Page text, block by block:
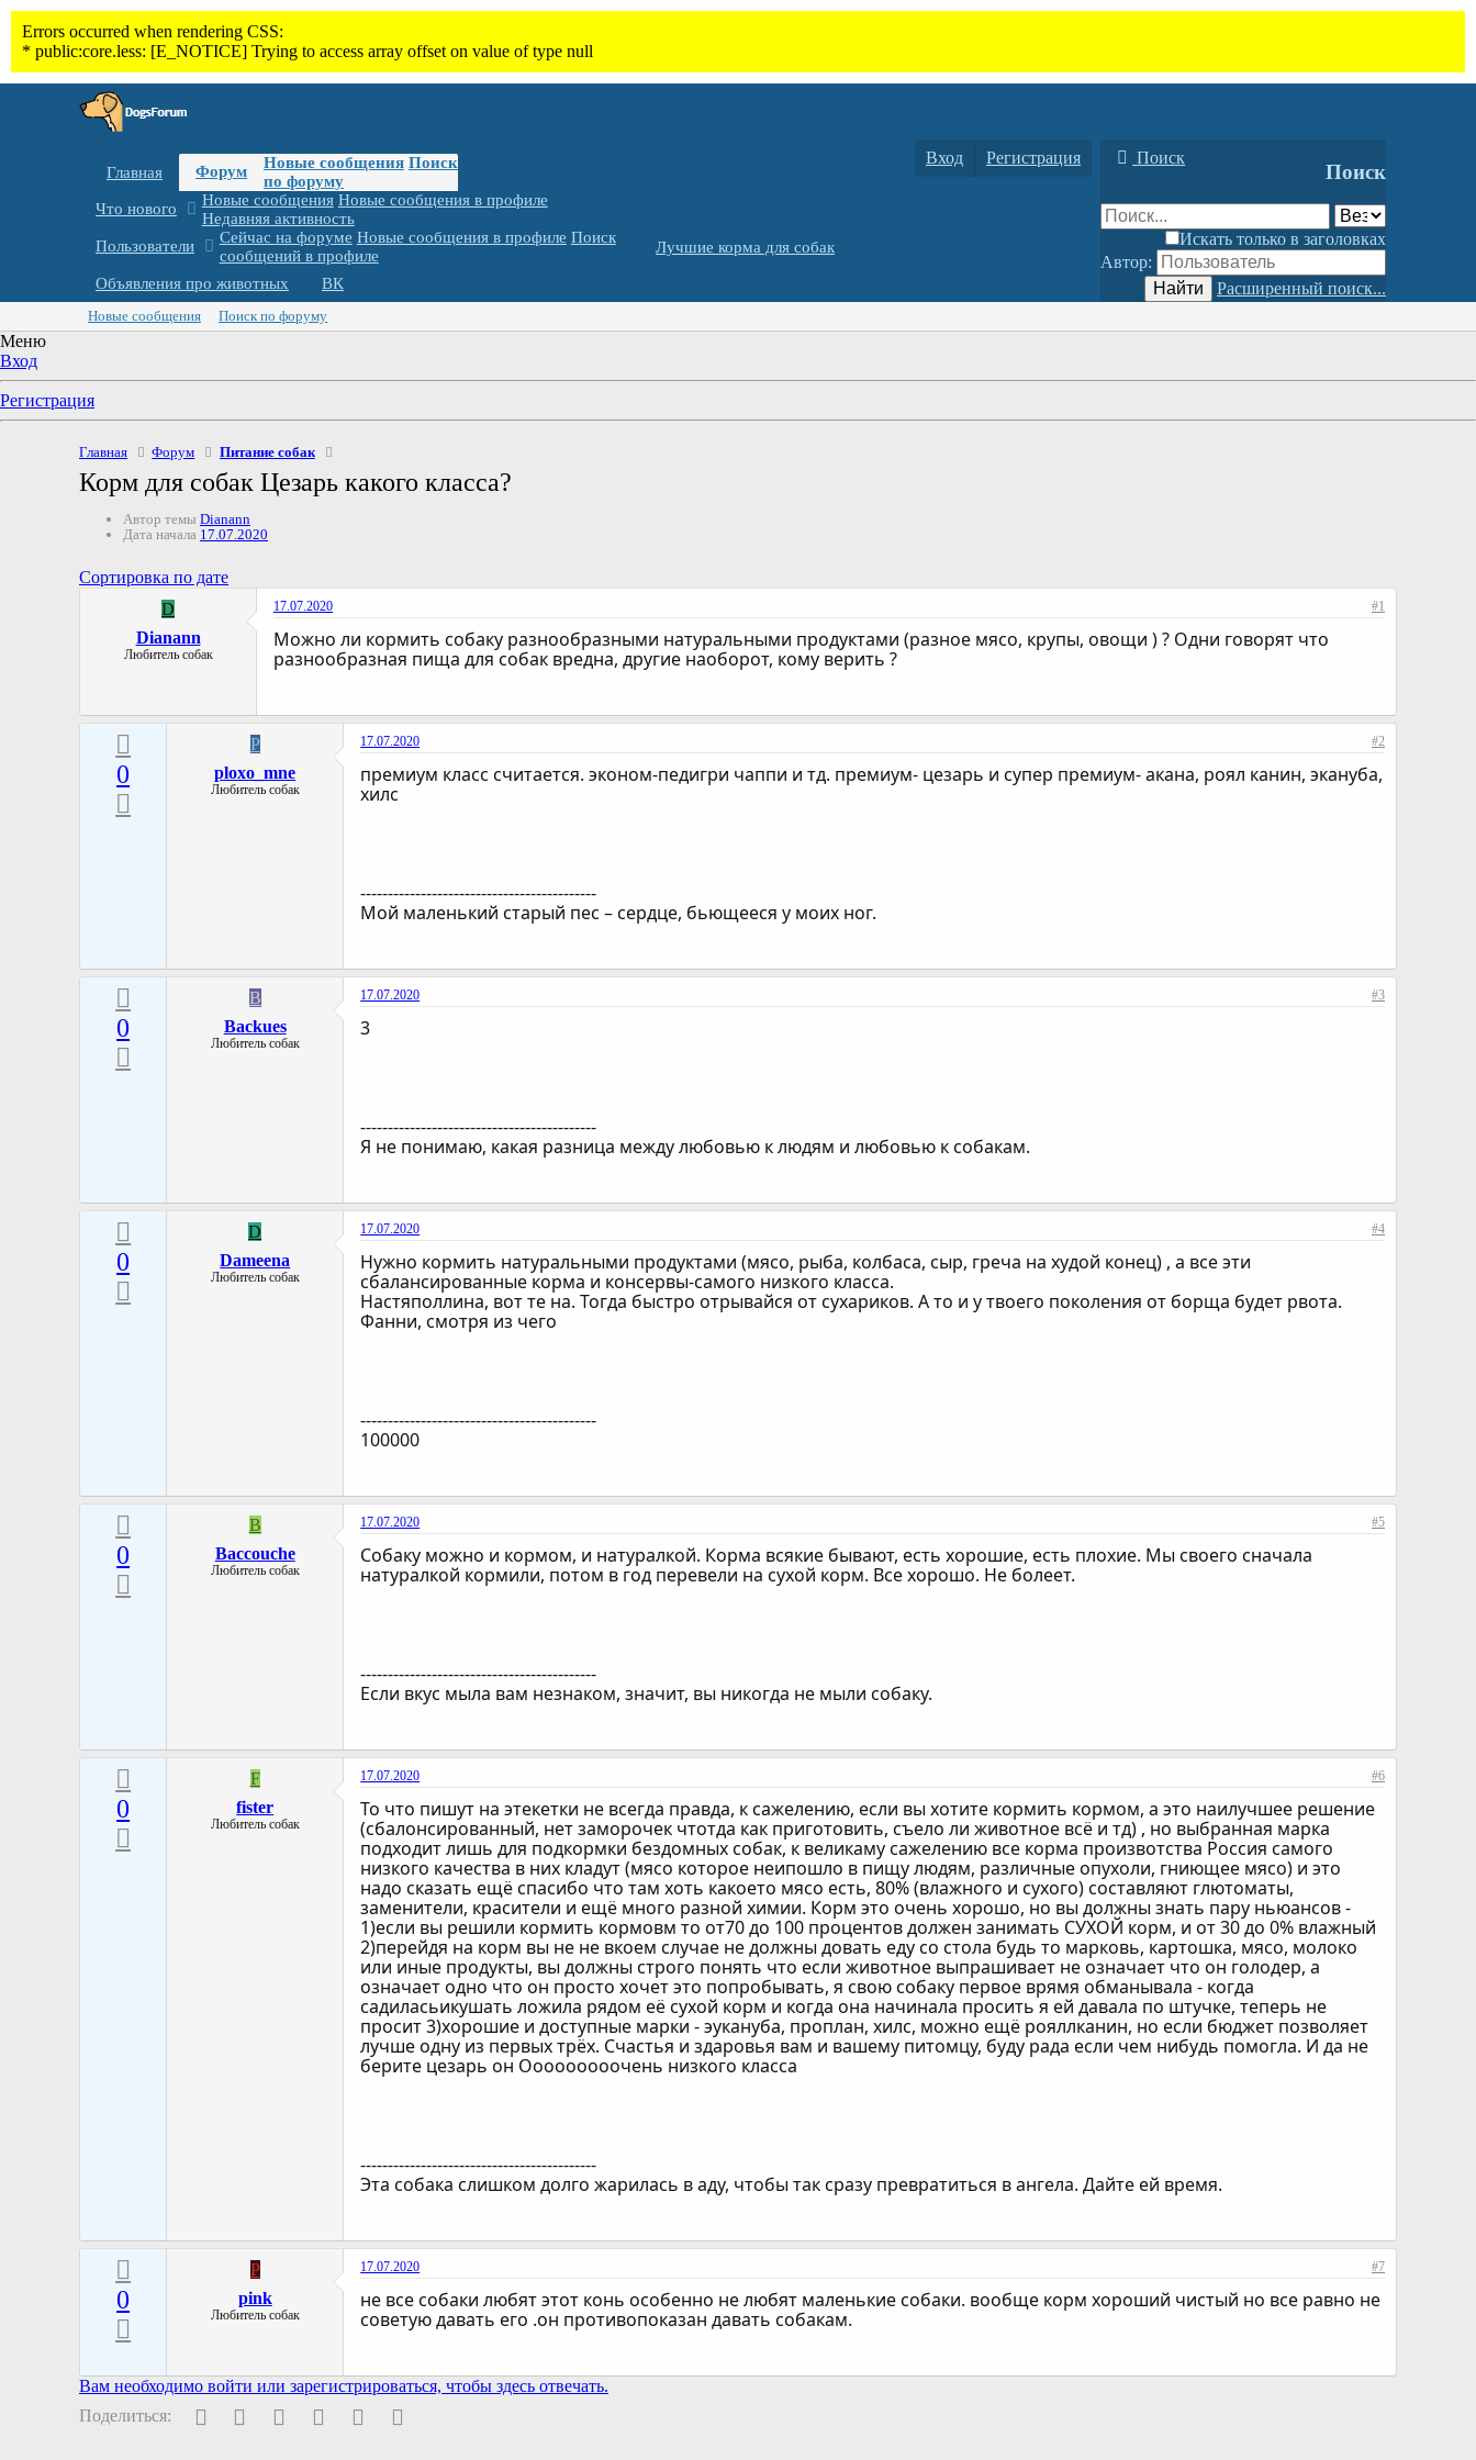
Главная Форум Новые сообщения Поиск
по форуму
Что нового
Новые сообщения Новые сообщения в профиле
Недавняя активность
Пользователи
Сейчас на форуме Новые сообщения в профиле Поиск
сообщений в профиле
Лучшие корма для собак
Объявления про животных ВК
Вход Регистрация Поиск
Поиск
Искать только в заголовках
Автор:
Найти
Расширенный поиск...
Новые сообщения Поиск по форуму
Меню
Вход
Регистрация
Главная Форум Питание собак
Корм для собак Цезарь какого класса?
Автор темы Dianann
Дата начала 17.07.2020
Сортировка по дате
D
Dianann
Любитель собак
17.07.2020 #1
Можно ли кормить собаку разнообразными натуральными продуктами (разное мясо, крупы, овощи ) ? Одни говорят что
разнообразная пища для собак вредна, другие наоборот, кому верить ?
0
P
ploxo_mne
Любитель собак
17.07.2020 #2
премиум класс считается. эконом-педигри чаппи и тд. премиум- цезарь и супер премиум- акана, роял канин, экануба,
хилс
-------------------------------------------
Мой маленький старый пес – сердце, бьющееся у моих ног.
0
B
Backues
Любитель собак
17.07.2020 #3
3
-------------------------------------------
Я не понимаю, какая разница между любовью к людям и любовью к собакам.
0
D
Dameena
Любитель собак
17.07.2020 #4
Нужно кормить натуральными продуктами (мясо, рыба, колбаса, сыр, греча на худой конец) , а все эти
сбалансированные корма и консервы-самого низкого класса.
Настяполлина, вот те на. Тогда быстро отрывайся от сухариков. А то и у твоего поколения от борща будет рвота.
Фанни, смотря из чего
-------------------------------------------
100000
0
B
Baccouche
Любитель собак
17.07.2020 #5
Собаку можно и кормом, и натуралкой. Корма всякие бывают, есть хорошие, есть плохие. Мы своего сначала
натуралкой кормили, потом в год перевели на сухой корм. Все хорошо. Не болеет.
-------------------------------------------
Если вкус мыла вам незнаком, значит, вы никогда не мыли собаку.
0
F
fister
Любитель собак
17.07.2020 #6
То что пишут на этекетки не всегда правда, к сажелению, если вы хотите кормить кормом, а это наилучшее решение
(сбалонсированный, нет заморочек чтотда как приготовить, съело ли животное всё и тд) , но выбранная марка
подходит лишь для подкормки бездомных собак, к великаму сажелению все корма произвотства Россия самого
низкого качества в них кладут (мясо которое неипошло в пищу людям, различные опухоли, гниющее мясо) и это
надо сказать ещё спасибо что там хоть какоето мясо есть, 80% (влажного и сухого) составляют глютоматы,
заменители, красители и ещё много разной химии. Корм это очень хорошо, но вы должны знать пару ньюансов -
1)если вы решили кормить кормовм то от70 до 100 процентов должен занимать СУХОЙ корм, и от 30 до 0% влажный
2)перейдя на корм вы не не вкоем случае не должны довать еду со стола будь то марковь, картошка, мясо, молоко
или иные продукты, вы должны строго понять что если животное выпрашивает не означает что он голодер, а
означает одно что он просто хочет это попробывать, я свою собаку первое врямя обманывала - когда
садиласьикушать ложила рядом её сухой корм и когда она начинала просить я ей давала по штучке, теперь не
просит 3)хорошие и доступные марки - эукануба, проплан, хилс, можно ещё рояллканин, но если бюджет позволяет
лучше одну из первых трёх. Счастья и здаровья вам и вашему питомцу, буду рада если чем нибудь помогла. И да не
берите цезарь он Ооооооооочень низкого класса
-------------------------------------------
Эта собака слишком долго жарилась в аду, чтобы так сразу превратиться в ангела. Дайте ей время.
0
P
pink
Любитель собак
17.07.2020 #7
не все собаки любят этот конь особенно не любят маленькие собаки. вообще корм хороший чистый но все равно не
советую давать его .он противопоказан давать собакам.
Вам необходимо войти или зарегистрироваться, чтобы здесь отвечать.
Поделиться:
Facebook
Twitter PinterestWhatsAppЭлектронная почта